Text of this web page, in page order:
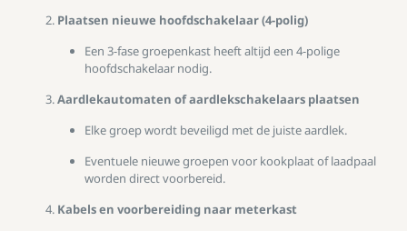
Plaatsen nieuwe hoofdschakelaar (4-polig)
Een 3-fase groepenkast heeft altijd een 4-polige
hoofdschakelaar nodig.
Aardlekautomaten of aardlekschakelaars plaatsen
Elke groep wordt beveiligd met de juiste aardlek.
Eventuele nieuwe groepen voor kookplaat of laadpaal
worden direct voorbereid.
Kabels en voorbereiding naar meterkast